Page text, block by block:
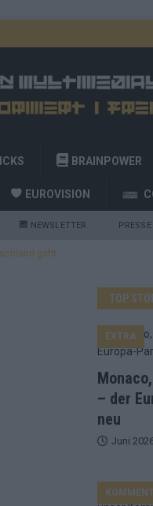
BRAINPOWER
EUROVISION
NEWSLETTER PRESSE
geht
Kurzcheck
TOP
– der
neu
EXTRA
Juni